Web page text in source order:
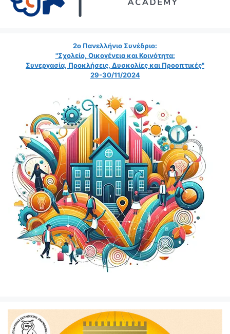
2ο Πανελλήνιο Συνέδριο:
"Σχολείο, Οικογένεια και Κοινότητα:
Συνεργασία, Προκλήσεις, Δυσκολίες και Προοπτικές"
29-30/11/2024